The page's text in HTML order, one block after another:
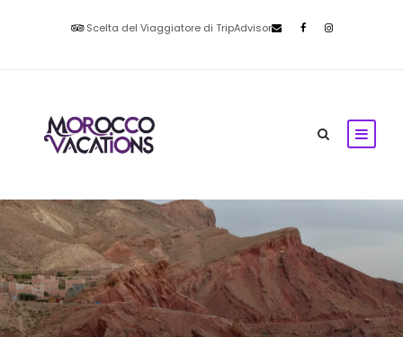
Scelta del Viaggiatore di TripAdvisor